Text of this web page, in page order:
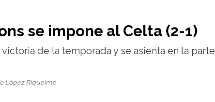
se impone al Celta (2-1)
de la temporada y se asienta en la parte
López Riquelme